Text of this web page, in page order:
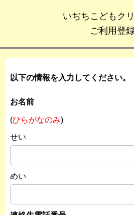
いぢちこどもク
ご利用登
以下の情報を入力してください。
お名前
(ひらがなのみ)
せい
めい